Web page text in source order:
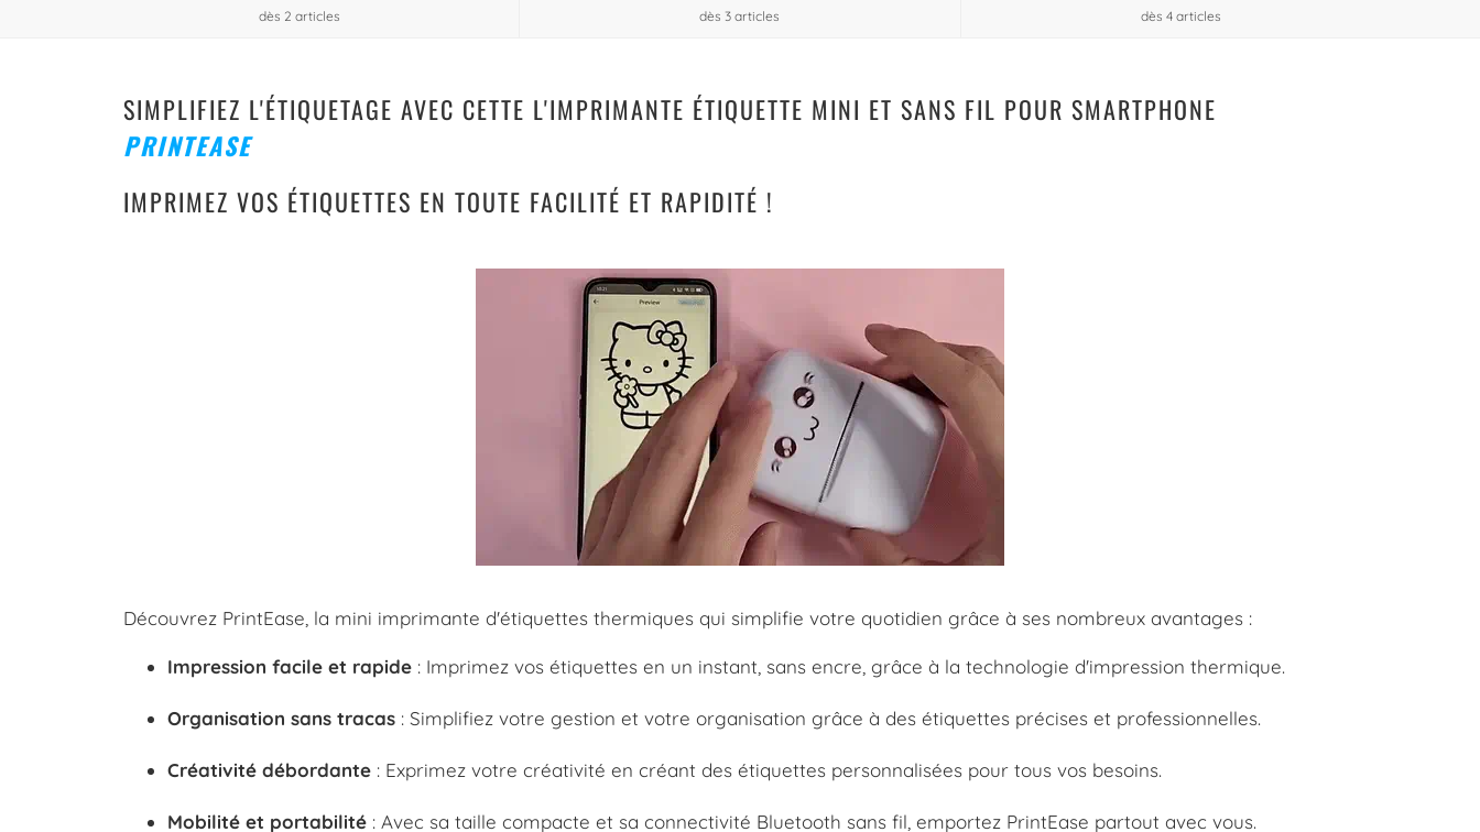
dès 2 articles dès 3 articles dès 4 articles
SIMPLIFIEZ L'ÉTIQUETAGE AVEC CETTE L'IMPRIMANTE ÉTIQUETTE MINI ET SANS FIL POUR SMARTPHONE
PRINTEASE
IMPRIMEZ VOS ÉTIQUETTES EN TOUTE FACILITÉ ET RAPIDITÉ !
Découvrez PrintEase, la mini imprimante d'étiquettes thermiques qui simplifie votre quotidien grâce à ses nombreux avantages :
Impression facile et rapide : Imprimez vos étiquettes en un instant, sans encre, grâce à la technologie d'impression thermique.
Organisation sans tracas : Simplifiez votre gestion et votre organisation grâce à des étiquettes précises et professionnelles.
Créativité débordante : Exprimez votre créativité en créant des étiquettes personnalisées pour tous vos besoins.
Mobilité et portabilité : Avec sa taille compacte et sa connectivité Bluetooth sans fil, emportez PrintEase partout avec vous.